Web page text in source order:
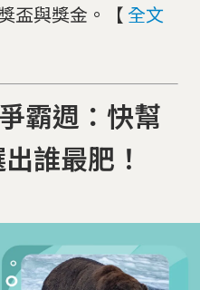
盃與獎金。【 全文
霸週：快幫
誰最肥！